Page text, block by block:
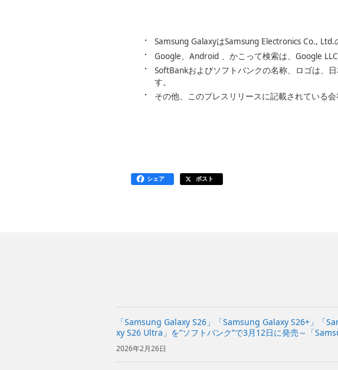
Samsung GalaxyはSamsung Electronics Co., Ltd.
Google、Android 、かこって検索は、Google
SoftBankおよびソフトバンクの名称、ロゴは、
す。
その他、このプレスリリースに記載されている
シェア ポスト
「Samsung Galaxy S26」「Samsung Galaxy S26+」「
xy S26 Ultra」を“ソフトバンク”で3月12日に発売～「
Buds4」「Samsung Gal...
2026年2月26日